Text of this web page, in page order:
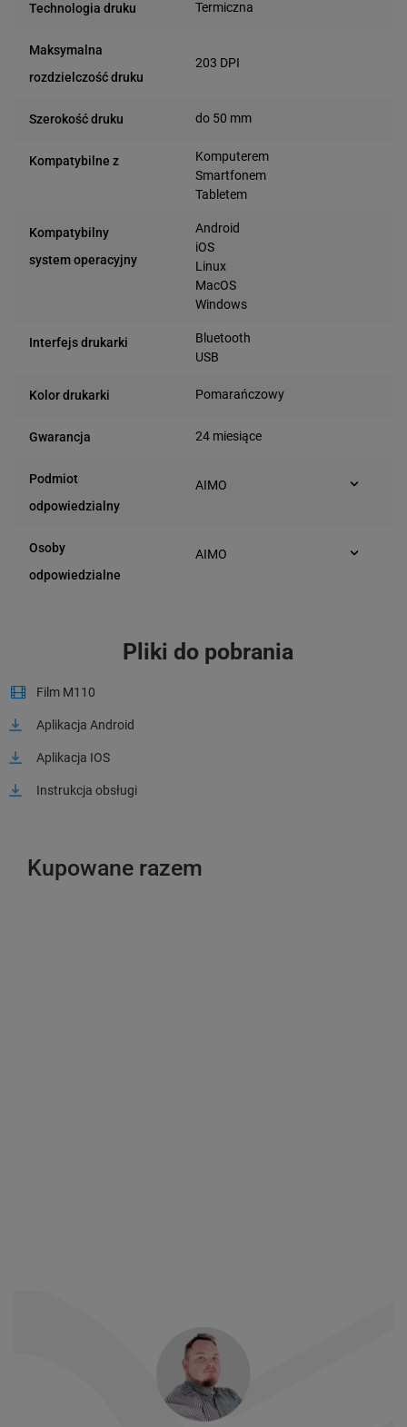
Technologia druku Termiczna
Maksymalna
rozdzielczość druku
203 DPI
Szerokość druku do 50 mm
Kompatybilne z
Komputerem
Smartfonem
Tabletem
Kompatybilny
system operacyjny
Android
iOS
Linux
MacOS
Windows
Interfejs drukarki
Bluetooth
USB
Kolor drukarki Pomarańczowy
Gwarancja 24 miesiące
Podmiot
odpowiedzialny
AIMO
Osoby
odpowiedzialne
AIMO
Pliki do pobrania
Film M110
Aplikacja Android
Aplikacja IOS
Instrukcja obsługi
Kupowane razem